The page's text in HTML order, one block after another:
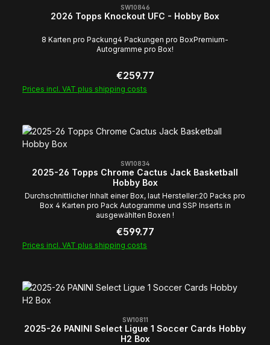
SW10846
2026 Topps Knockout UFC - Hobby Box
8 Karten pro Packung4 Packungen pro BoxPremium-
Autogramme pro Box!
Regular price:
€259.77
Prices incl. VAT plus shipping costs
SW10834
2025-26 Topps Chrome Cactus Jack Basketball
Hobby Box
Durchschnittlicher Inhalt einer Box, laut Hersteller:20 Packs pro
Box 4 Karten pro Pack Autogramme und SSP Inserts in
ausgewählten Boxen !
Regular price:
€599.77
Prices incl. VAT plus shipping costs
SW10811
2025-26 PANINI Select Ligue 1 Soccer Cards Hobby
H2 Box